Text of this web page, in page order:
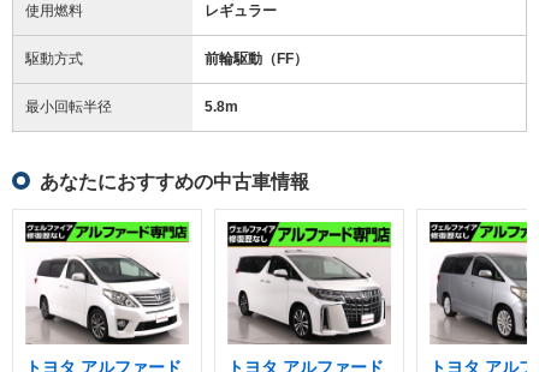
使用燃料 レギュラー
駆動方式 前輪駆動（FF）
最小回転半径 5.8m
あなたにおすすめの中古車情報
トヨタ アルファード
トヨタ アルファード
トヨタ アル